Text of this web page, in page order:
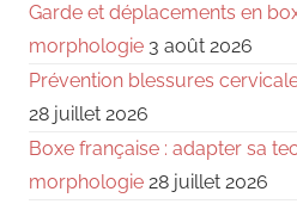
Garde et déplacements en
morphologie 3 août 2026
Prévention blessures
28 juillet 2026
Boxe française : adapter sa
morphologie 28 juillet 2026